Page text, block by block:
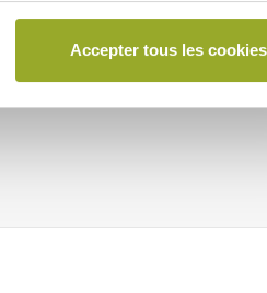
Accepter tous les cookies